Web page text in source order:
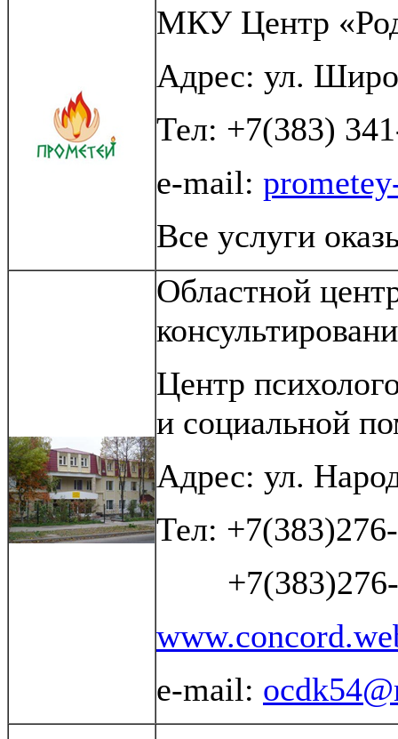
МКУ Центр
Адрес: ул.
Тел: +7(383)
e-mail:
Все услуги
Областной
Центр
и социальной
Адрес: ул.
Тел:
+7(383)276-
e-mail: